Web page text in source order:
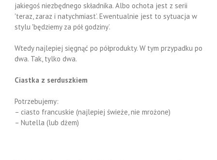
jakiegoś niezbędnego składnika. Albo ochota jest z serii
'teraz, zaraz i natychmiast’. Ewentualnie jest to sytuacja w
stylu 'będziemy za pół godziny’.
Wtedy najlepiej sięgnąć po półprodukty. W tym przypadku po
dwa. Tak, tylko dwa.
Ciastka z serduszkiem
Potrzebujemy:
– ciasto francuskie (najlepiej świeże, nie mrożone)
– Nutella (lub dżem)